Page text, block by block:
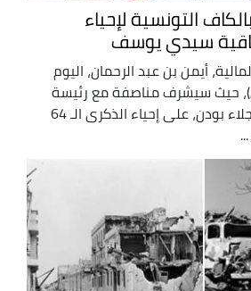
التونسية لإحياء
أيمن بن عبد الرحمان، اليوم
حيث سيشرف مناصفة مع رئيسة
الحكومة التونسية، نجلاء بودن، على إحياء الذكرى الـ 64